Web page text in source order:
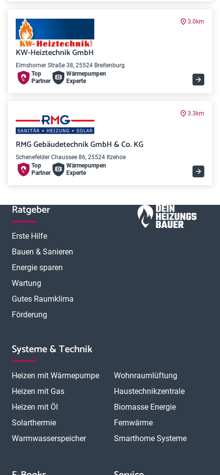
3.0km
KW-Heiztechnik GmbH
Elmshorner Straße 38, 25524 Breitenburg
Top
Partner
Wärme­pumpen
Experte
3.3km
RMG Gebäudetechnik GmbH & Co. KG
Schenefelder Chaussee 86, 25524 Itzehoe
Top
Partner
Wärme­pumpen
Experte
Ratgeber
Erste Hilfe
Bauen & Sanieren
Energie sparen
Wartung
Gutes Raumklima
Förderung
Systeme & Technik
Heizen mit Wärmepumpe
Heizen mit Gas
Heizen mit Öl
Solarthermie
Warmwasserspeicher
Wohnraumlüftung
Haustechnikzentrale
Biomasse Energie
Fernwärme
Smarthome Systeme